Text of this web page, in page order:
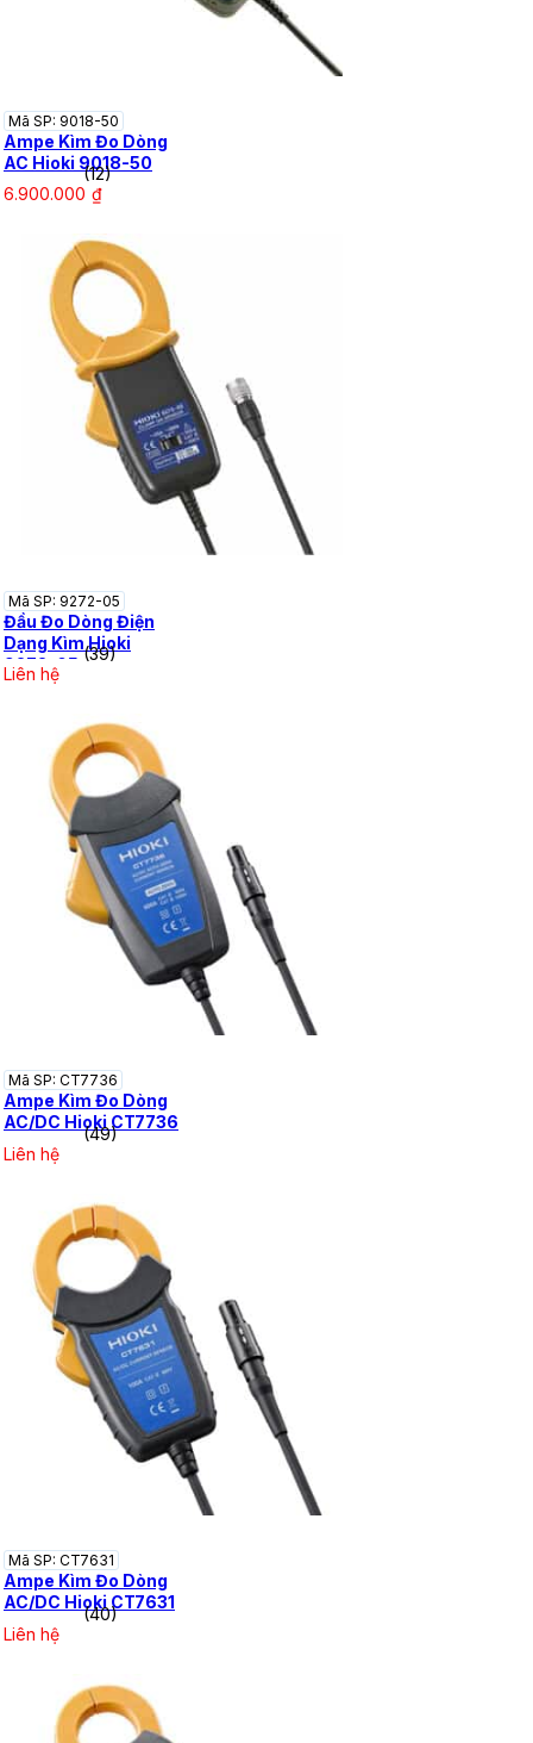
Mã SP: 9018-50
Ampe Kìm Đo Dòng
AC Hioki 9018-50
(12)
6.900.000 ₫
Mã SP: 9272-05
Đầu Đo Dòng Điện
Dạng Kìm Hioki
9272-05 (39)
Liên hệ
Mã SP: CT7736
Ampe Kìm Đo Dòng
AC/DC Hioki CT7736
(49)
Liên hệ
Mã SP: CT7631
Ampe Kìm Đo Dòng
AC/DC Hioki CT7631
(40)
Liên hệ